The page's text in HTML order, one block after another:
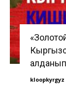
алданып
kloopkyrgyz